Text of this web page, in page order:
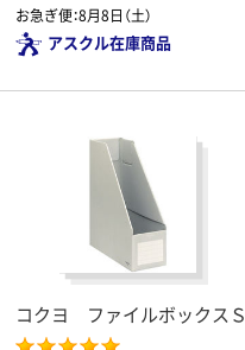
お急ぎ便：8月8日（土）
アスクル在庫商品
コクヨ ファイルボックスＳ